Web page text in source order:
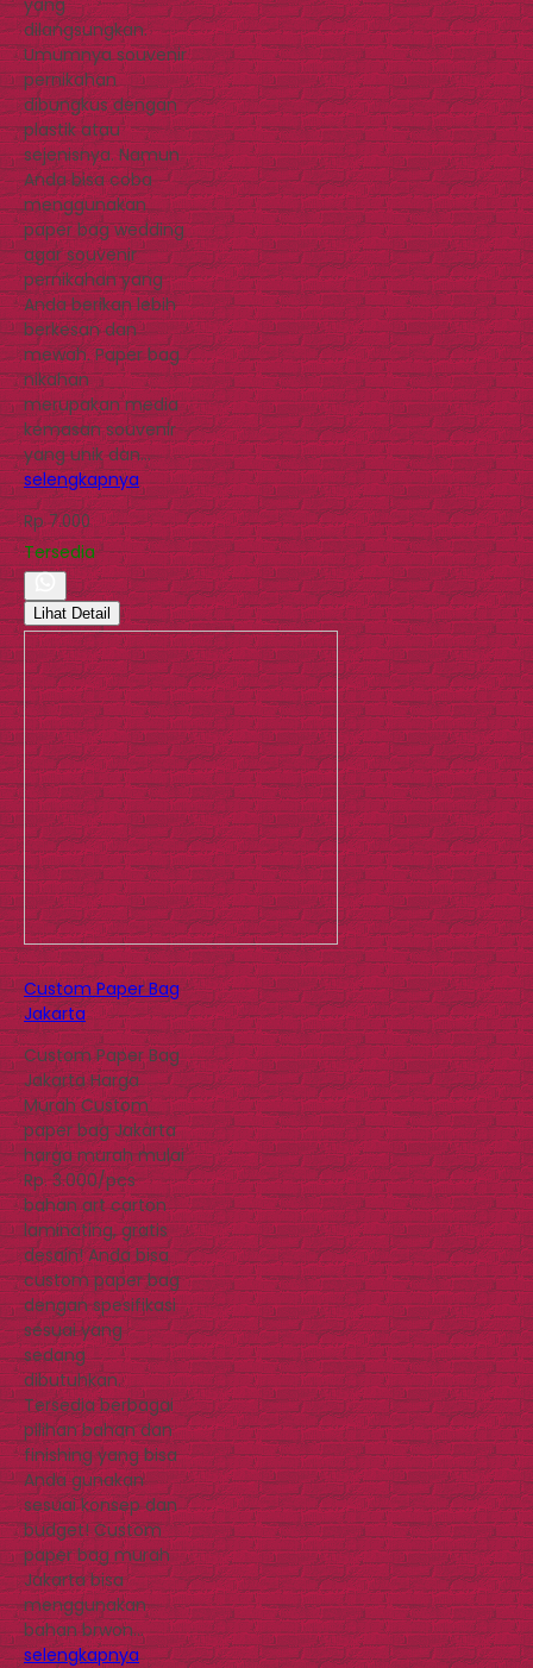
dilangsungkan.
Umumnya souvenir
pernikahan
dibungkus dengan
plastik atau
sejenisnya. Namun
Anda bisa coba
menggunakan
paper bag wedding
agar souvenir
pernikahan yang
Anda berikan lebih
berkesan dan
mewah. Paper bag
nikahan
merupakan media
kemasan souvenir
yang unik dan…
selengkapnya
Rp 7.000
Tersedia
Lihat Detail
Custom Paper Bag
Jakarta
Custom Paper Bag
Jakarta Harga
Murah Custom
paper bag Jakarta
harga murah mulai
Rp. 3.000/pcs
bahan art carton
laminating, gratis
desain! Anda bisa
custom paper bag
dengan spesifikasi
sesuai yang
sedang
dibutuhkan.
Tersedia berbagai
pilihan bahan dan
finishing yang bisa
Anda gunakan
sesuai konsep dan
budget! Custom
paper bag murah
Jakarta bisa
menggunakan
bahan brwon…
selengkapnya